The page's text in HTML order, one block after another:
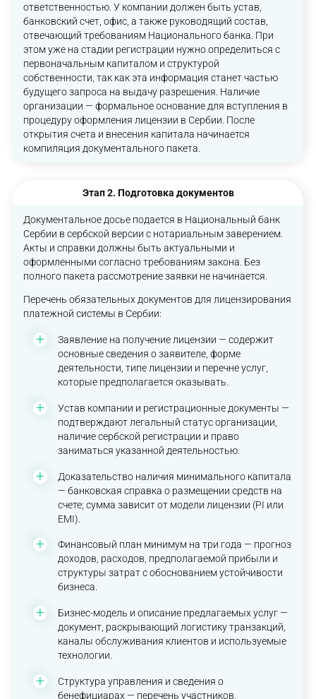
ответственностью. У компании должен быть устав,
банковский счет, офис, а также руководящий состав,
отвечающий требованиям Национального банка. При
этом уже на стадии регистрации нужно определиться с
первоначальным капиталом и структурой
собственности, так как эта информация станет частью
будущего запроса на выдачу разрешения. Наличие
организации — формальное основание для вступления в
процедуру оформления лицензии в Сербии. После
открытия счета и внесения капитала начинается
компиляция документального пакета.
Этап 2. Подготовка документов
Документальное досье подается в Национальный банк
Сербии в сербской версии с нотариальным заверением.
Акты и справки должны быть актуальными и
оформленными согласно требованиям закона. Без
полного пакета рассмотрение заявки не начинается.
Перечень обязательных документов для лицензирования
платежной системы в Сербии:
Заявление на получение лицензии — содержит
основные сведения о заявителе, форме
деятельности, типе лицензии и перечне услуг,
которые предполагается оказывать.
Устав компании и регистрационные документы —
подтверждают легальный статус организации,
наличие сербской регистрации и право
заниматься указанной деятельностью.
Доказательство наличия минимального капитала
— банковская справка о размещении средств на
счете; сумма зависит от модели лицензии (PI или
EMI).
Финансовый план минимум на три года — прогноз
доходов, расходов, предполагаемой прибыли и
структуры затрат с обоснованием устойчивости
бизнеса.
Бизнес-модель и описание предлагаемых услуг —
документ, раскрывающий логистику транзакций,
каналы обслуживания клиентов и используемые
технологии.
Структура управления и сведения о
бенефициарах — перечень участников,